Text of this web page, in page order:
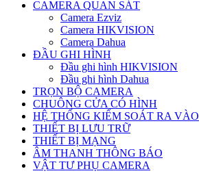
CAMERA QUAN SÁT
Camera Ezviz
Camera HIKVISION
Camera Dahua
ĐẦU GHI HÌNH
Đầu ghi hình HIKVISION
Đầu ghi hình Dahua
TRỌN BỘ CAMERA
CHUÔNG CỬA CÓ HÌNH
HỆ THỐNG KIỂM SOÁT RA VÀO
THIẾT BỊ LƯU TRỮ
THIẾT BỊ MẠNG
ÂM THANH THÔNG BÁO
VẬT TƯ PHỤ CAMERA